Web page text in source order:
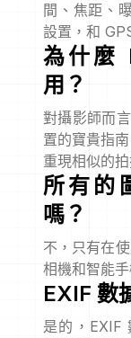
間、焦距、
設置，和
為什麼
用？
對攝影師而
置的寶貴指
重現相似的拍
所有的
嗎？
不，只有在
相機和智能
EXIF 數
是的，EXIF